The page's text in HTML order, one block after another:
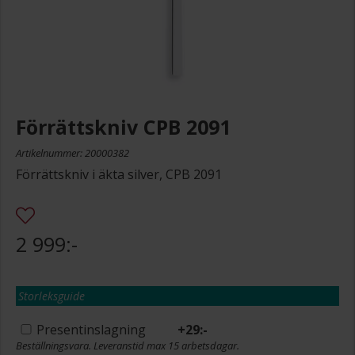
Förrättskniv CPB 2091
Artikelnummer: 20000382
Förrättskniv i äkta silver, CPB 2091
2 999:-
Storleksguide
Presentinslagning +29:-
Beställningsvara. Leveranstid max 15 arbetsdagar.